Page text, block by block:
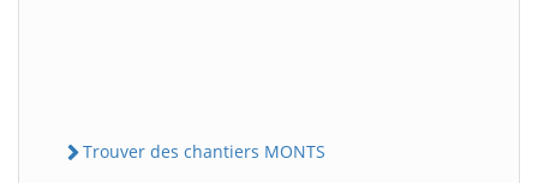
Trouver des chantiers MONTS